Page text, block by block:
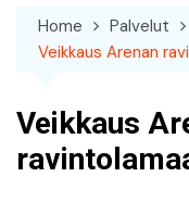
Home
Palvelut
Veikkaus Arenan
Veikkaus